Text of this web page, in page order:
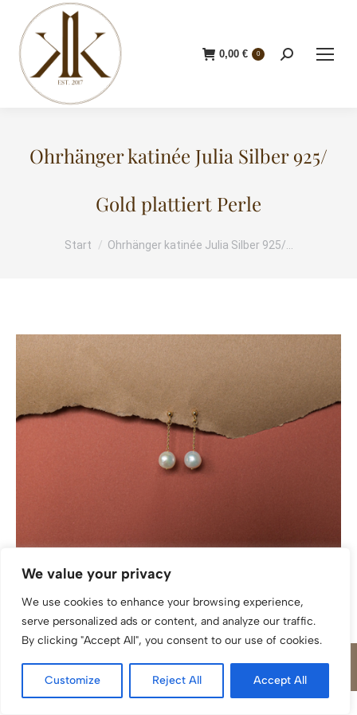
We value your privacy
We use cookies to enhance your browsing experience,
serve personalized ads or content, and analyze our traffic.
By clicking "Accept All", you consent to our use of cookies.
Customize Reject All Accept All
0,00 € 0 Search:
Ohrhänger katinée Julia Silber 925/
Gold plattiert Perle
Sie befinden sich hier:
Start Ohrhänger katinée Julia Silber 925/…
Ohrhänger katinée Julia Silber 925/ Gold plattiert Perle